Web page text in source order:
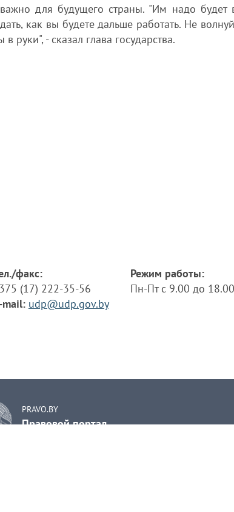
для будущего страны. "Им надо будет
как вы будете дальше работать. Не
руки", - сказал глава государства.
факс:
(17) 222-35-56
mail: udp@udp.gov.by
Режим работы:
Пн-Пт с 9.00 до 18.00
PRAVO.BY
Правовой портал